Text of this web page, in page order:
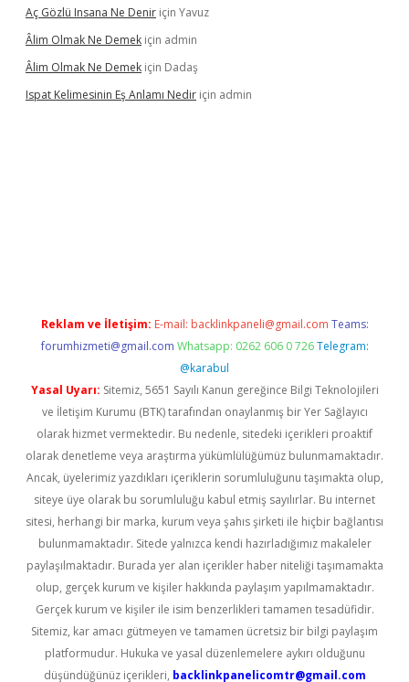
Aç Gözlü Insana Ne Denir için Yavuz
Âlim Olmak Ne Demek için admin
Âlim Olmak Ne Demek için Dadaş
Ispat Kelimesinin Eş Anlamı Nedir için admin
Reklam ve İletişim: E-mail: backlinkpaneli@gmail.com Teams:
forumhizmeti@gmail.com Whatsapp: 0262 606 0 726 Telegram:
@karabul
Yasal Uyarı: Sitemiz, 5651 Sayılı Kanun gereğince Bilgi Teknolojileri
ve İletişim Kurumu (BTK) tarafından onaylanmış bir Yer Sağlayıcı
olarak hizmet vermektedir. Bu nedenle, sitedeki içerikleri proaktif
olarak denetleme veya araştırma yükümlülüğümüz bulunmamaktadır.
Ancak, üyelerimiz yazdıkları içeriklerin sorumluluğunu taşımakta olup,
siteye üye olarak bu sorumluluğu kabul etmiş sayılırlar. Bu internet
sitesi, herhangi bir marka, kurum veya şahıs şirketi ile hiçbir bağlantısı
bulunmamaktadır. Sitede yalnızca kendi hazırladığımız makaleler
paylaşılmaktadır. Burada yer alan içerikler haber niteliği taşımamakta
olup, gerçek kurum ve kişiler hakkında paylaşım yapılmamaktadır.
Gerçek kurum ve kişiler ile isim benzerlikleri tamamen tesadüfidir.
Sitemiz, kar amacı gütmeyen ve tamamen ücretsiz bir bilgi paylaşım
platformudur. Hukuka ve yasal düzenlemelere aykırı olduğunu
düşündüğünüz içerikleri, backlinkpanelicomtr@gmail.com